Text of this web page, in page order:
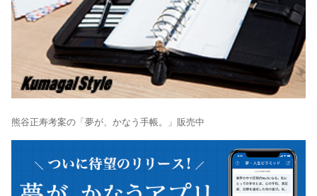
熊谷正寿考案の「夢が、かなう手帳。」販売中